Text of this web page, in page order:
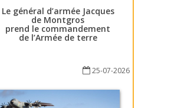
Le général d’armée Jacques
de Montgros
prend le commandement
de l’Armée de terre
25-07-2026